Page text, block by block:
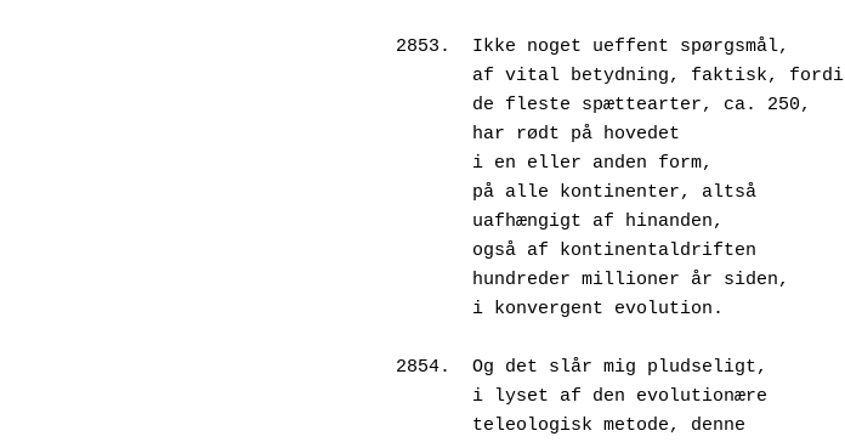
2853.  Ikke noget ueffent spørgsmål,
       af vital betydning, faktisk, fordi
       de fleste spættearter, ca. 250,
       har rødt på hovedet
       i en eller anden form,
       på alle kontinenter, altså
       uafhængigt af hinanden,
       også af kontinentaldriften
       hundreder millioner år siden,
       i konvergent evolution.
2854.  Og det slår mig pludseligt,
       i lyset af den evolutionære
       teleologisk metode, denne